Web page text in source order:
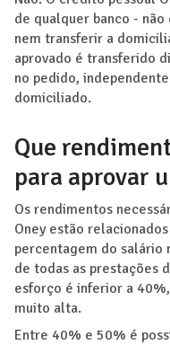
de qualquer banco -
nem transferir a
aprovado é transferido
no pedido,
domiciliado.
Que
para aprovar
Os rendimentos
Oney estão
percentagem do salário
de todas as prestações
esforço é inferior a
muito alta.
Entre 40% e 50% é